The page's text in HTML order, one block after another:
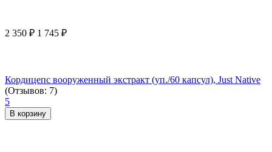
2 350 ₽ 1 745 ₽
Кордицепс вооруженный экстракт (уп./60 капсул), Just Native
(Отзывов: 7)
5
В корзину